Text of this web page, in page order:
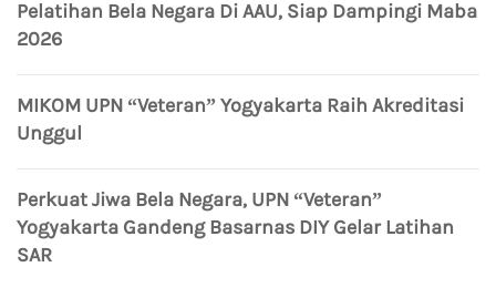
Pelatihan Bela Negara Di AAU, Siap Dampingi Maba
2026
MIKOM UPN “Veteran” Yogyakarta Raih Akreditasi
Unggul
Perkuat Jiwa Bela Negara, UPN “Veteran”
Yogyakarta Gandeng Basarnas DIY Gelar Latihan
SAR